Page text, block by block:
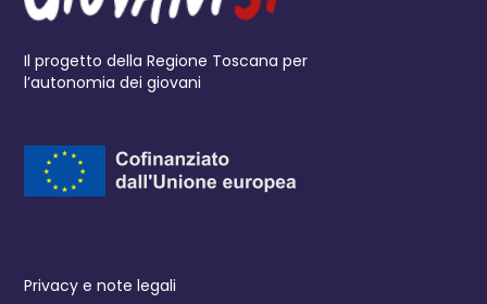
Il progetto della Regione Toscana per
l’autonomia dei giovani
Privacy e note legali